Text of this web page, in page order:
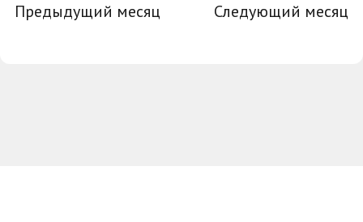
Предыдущий месяц Следующий месяц